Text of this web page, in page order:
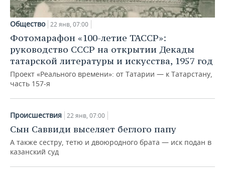
Общество 22 янв, 07:00
Фотомарафон «100-летие ТАССР»:
руководство СССР на открытии Декады
татарской литературы и искусства, 1957 год
Проект «Реального времени»: от Татарии — к Татарстану,
часть 157-я
Происшествия 22 янв, 07:00
Сын Саввиди выселяет беглого папу
А также сестру, тетю и двоюродного брата — иск подан в
казанский суд